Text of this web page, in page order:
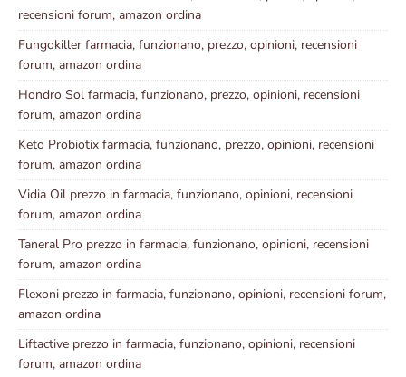
recensioni forum, amazon ordina
Fungokiller farmacia, funzionano, prezzo, opinioni, recensioni
forum, amazon ordina
Hondro Sol farmacia, funzionano, prezzo, opinioni, recensioni
forum, amazon ordina
Keto Probiotix farmacia, funzionano, prezzo, opinioni, recensioni
forum, amazon ordina
Vidia Oil prezzo in farmacia, funzionano, opinioni, recensioni
forum, amazon ordina
Taneral Pro prezzo in farmacia, funzionano, opinioni, recensioni
forum, amazon ordina
Flexoni prezzo in farmacia, funzionano, opinioni, recensioni forum,
amazon ordina
Liftactive prezzo in farmacia, funzionano, opinioni, recensioni
forum, amazon ordina